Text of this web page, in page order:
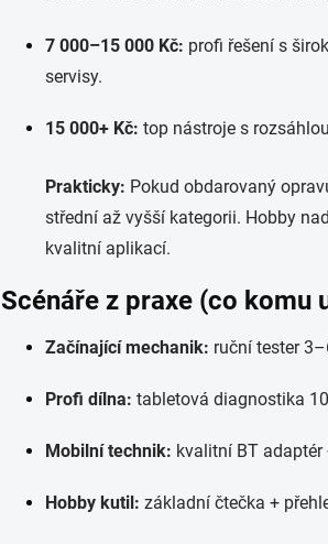
7 000–15 000 Kč: profi řešení s
servisy.
15 000+ Kč: top nástroje s
Prakticky: Pokud obdarovaný
střední až vyšší kategorii. Hobby
kvalitní aplikací.
Scénáře z praxe (co komu
Začínající mechanik: ruční tester
Profi dílna: tabletová diagnostika
Mobilní technik: kvalitní BT
Hobby kutil: základní čtečka +